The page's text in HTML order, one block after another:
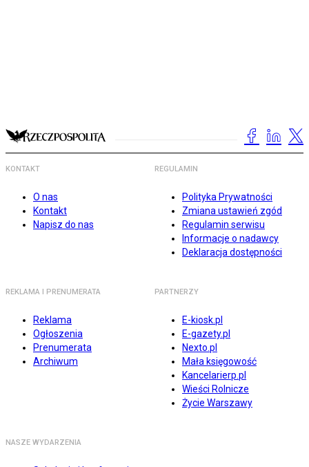
KONTAKT
O nas
Kontakt
Napisz do nas
REGULAMIN
Polityka Prywatności
Zmiana ustawień zgód
Regulamin serwisu
Informacje o nadawcy
Deklaracja dostępności
REKLAMA I PRENUMERATA
Reklama
Ogłoszenia
Prenumerata
Archiwum
PARTNERZY
E-kiosk.pl
E-gazety.pl
Nexto.pl
Mała księgowość
Kancelarierp.pl
Wieści Rolnicze
Życie Warszawy
NASZE WYDARZENIA